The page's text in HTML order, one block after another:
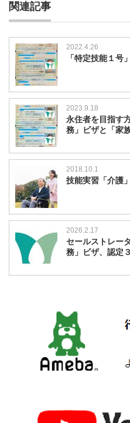
関連記事
2022.4.26
「特定技能１号
2023.9.18
永住者を目指す
務」ビザと「家
2018.10.1
技能実習「介護
2026.2.17
セールストレー
務」ビザ、認定